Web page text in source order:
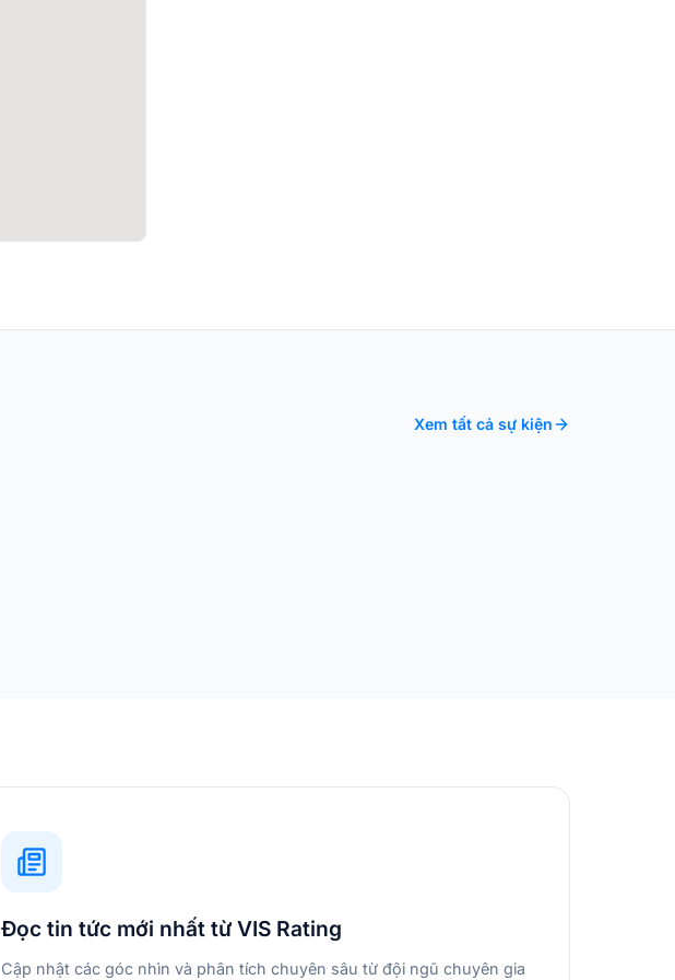
Xem tất cả sự kiện
Đọc tin tức mới nhất từ VIS Rating
Cập nhật các góc nhìn và phân tích chuyên sâu từ đội ngũ chuyên gia